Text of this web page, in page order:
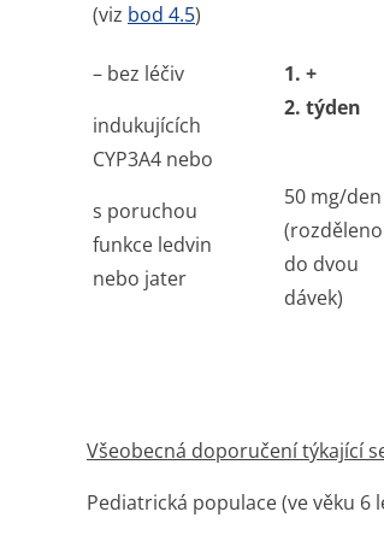
(viz bod 4.5)
– bez léčiv
indukujících
CYP3A4 nebo
s poruchou
funkce ledvin
nebo jater
1. +
2. týden
50 mg/den
(rozděleno
do dvou
dávek)
Všeobecná doporučení týkající
Pediatrická populace (ve věku 6